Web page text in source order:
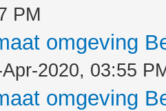
PM
omgeving
2020, 03:55
omgeving